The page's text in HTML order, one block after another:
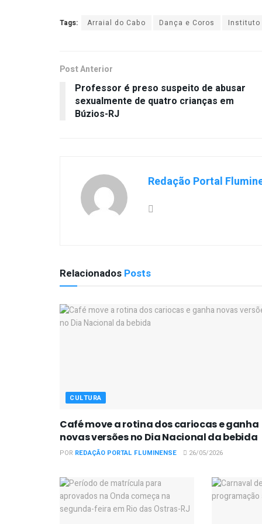
Tags: Arraial do Cabo Dança e Coros Instituto
Post Anterior
Professor é preso suspeito de abusar
sexualmente de quatro crianças em
Búzios-RJ
Redação Portal
Relacionados Posts
CULTURA
Café move a rotina dos cariocas e ganha
novas versões no Dia Nacional da bebida
POR REDAÇÃO PORTAL FLUMINENSE 26/05/2026